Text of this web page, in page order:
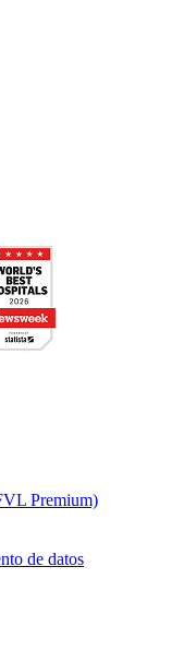
Premium)
de datos